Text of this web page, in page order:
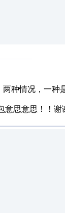
两种情况，一种
意思意思！！谢